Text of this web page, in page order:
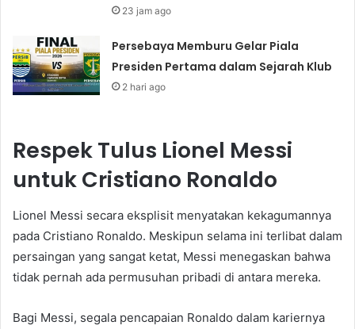
23 jam ago
Persebaya Memburu Gelar Piala
Presiden Pertama dalam Sejarah Klub
2 hari ago
Respek Tulus Lionel Messi
untuk Cristiano Ronaldo
Lionel Messi secara eksplisit menyatakan kekagumannya
pada Cristiano Ronaldo. Meskipun selama ini terlibat dalam
persaingan yang sangat ketat, Messi menegaskan bahwa
tidak pernah ada permusuhan pribadi di antara mereka.
Bagi Messi, segala pencapaian Ronaldo dalam kariernya